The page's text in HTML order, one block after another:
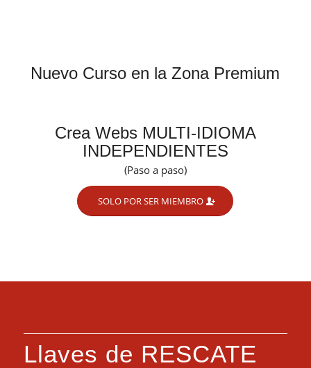
Nuevo Curso en la Zona Premium
Crea Webs MULTI-IDIOMA
INDEPENDIENTES
(Paso a paso)
SOLO POR SER MIEMBRO
Llaves de RESCATE